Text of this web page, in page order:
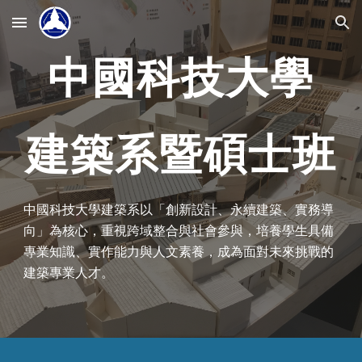
Skip to main content Skip to navigation
中國科技大學
建築系暨碩士班
中國科技大學建築系以「創新設計、永續建築、實務導
向」為核心，重視跨域整合與社會參與，培養學生具備
專業知識、實作能力與人文素養，成為面對未來挑戰的
建築專業人才。